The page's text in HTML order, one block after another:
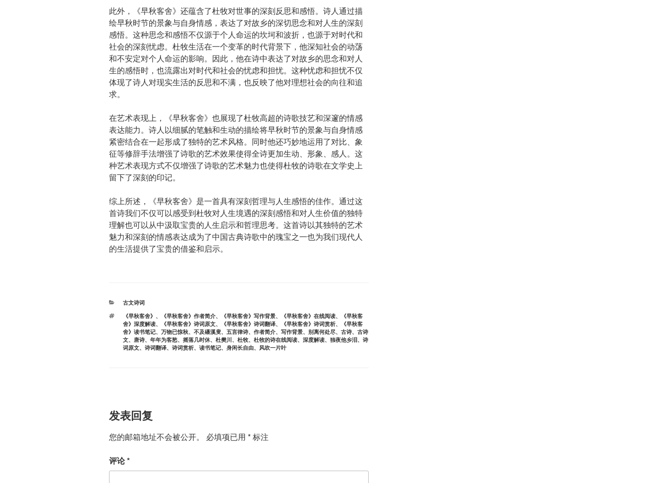
此外，《早秋客舍》还蕴含了杜牧对世事的深刻反思和感悟。诗人通过描
绘早秋时节的景象与自身情感，表达了对故乡的深切思念和对人生的深刻
感悟。这种思念和感悟不仅源于个人命运的坎坷和波折，也源于对时代和
社会的深刻忧虑。杜牧生活在一个变革的时代背景下，他深知社会的动荡
和不安定对个人命运的影响。因此，他在诗中表达了对故乡的思念和对人
生的感悟时，也流露出对时代和社会的忧虑和担忧。这种忧虑和担忧不仅
体现了诗人对现实生活的反思和不满，也反映了他对理想社会的向往和追
求。
在艺术表现上，《早秋客舍》也展现了杜牧高超的诗歌技艺和深邃的情感
表达能力。诗人以细腻的笔触和生动的描绘将早秋时节的景象与自身情感
紧密结合在一起形成了独特的艺术风格。同时他还巧妙地运用了对比、象
征等修辞手法增强了诗歌的艺术效果使得全诗更加生动、形象、感人。这
种艺术表现方式不仅增强了诗歌的艺术魅力也使得杜牧的诗歌在文学史上
留下了深刻的印记。
综上所述，《早秋客舍》是一首具有深刻哲理与人生感悟的佳作。通过这
首诗我们不仅可以感受到杜牧对人生境遇的深刻感悟和对人生价值的独特
理解也可以从中汲取宝贵的人生启示和哲理思考。这首诗以其独特的艺术
魅力和深刻的情感表达成为了中国古典诗歌中的瑰宝之一也为我们现代人
的生活提供了宝贵的借鉴和启示。
分
古文诗词
标
签
《早秋客舍》 、 《早秋客舍》作者简介、 《早秋客舍》写作背景、 《早秋客舍》在线阅读、
《早秋客
舍》深度解读、 《早秋客舍》诗词原文、 《早秋客舍》诗词翻译、 《早秋客舍》诗词赏析、
《早秋客
舍》读书笔记、 万物已惊秋、 不及磻溪叟、 五言律诗、 作者简介、 写作背景、 别离何处尽、 古诗、 古诗
文、 唐诗、 年年为客愁、 摇落几时休、 杜樊川、 杜牧、 杜牧的诗在线阅读、 深度解读、 独夜他乡泪、 诗
词原文、 诗词翻译、 诗词赏析、 读书笔记、 身闲长自由、 风吹一片叶
发表回复
您的邮箱地址不会被公开。 必填项已用 *标注
评论*